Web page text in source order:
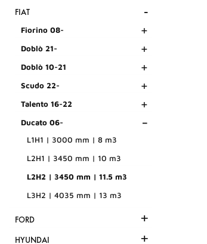
FIAT -
Fiorino 08- +
Doblò 21- +
Doblò 10-21 +
Scudo 22- +
Talento 16-22 +
Ducato 06- -
L1H1 | 3000 mm | 8 m3
L2H1 | 3450 mm | 10 m3
L2H2 | 3450 mm | 11.5 m3
L3H2 | 4035 mm | 13 m3
FORD +
HYUNDAI +